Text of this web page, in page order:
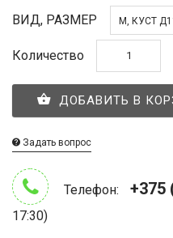
ВИД, РАЗМЕР М, КУСТ
Количество
ДОБАВИТЬ В
Задать вопрос
Телефон: +375
17:30)